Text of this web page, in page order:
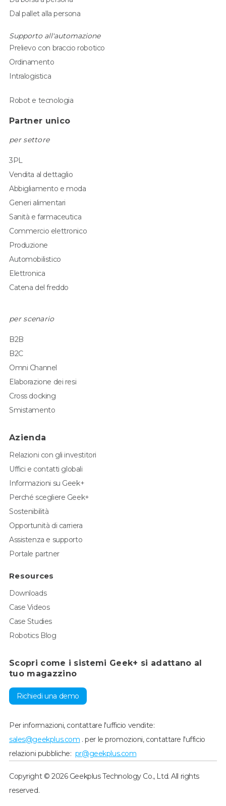
Dal pallet alla persona
Supporto all'automazione
Prelievo con braccio robotico
Ordinamento
Intralogistica
Robot e tecnologia
Partner unico
per settore
3PL
Vendita al dettaglio
Abbigliamento e moda
Generi alimentari
Sanità e farmaceutica
Commercio elettronico
Produzione
Automobilistico
Elettronica
Catena del freddo
per scenario
B2B
B2C
Omni Channel
Elaborazione dei resi
Cross docking
Smistamento
Azienda
Relazioni con gli investitori
Uffici e contatti globali
Informazioni su Geek+
Perché scegliere Geek+
Sostenibilità
Opportunità di carriera
Assistenza e supporto
Portale partner
Resources
Downloads
Case Videos
Case Studies
Robotics Blog
Scopri come i sistemi Geek+ si adattano al
tuo magazzino
Richiedi una demo
Per informazioni, contattare l'ufficio vendite:
sales@geekplus.com . per le promozioni, contattare l'ufficio
relazioni pubbliche: pr@geekplus.com
Copyright © 2026 Geekplus Technology Co., Ltd. All rights
reserved.